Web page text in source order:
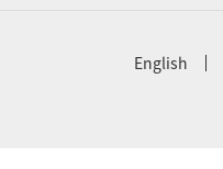
English